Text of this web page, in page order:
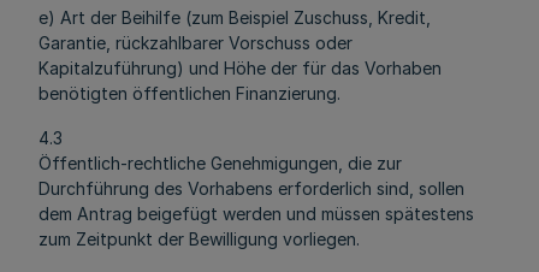
e) Art der Beihilfe (zum Beispiel Zuschuss, Kredit,
Garantie, rückzahlbarer Vorschuss oder
Kapitalzuführung) und Höhe der für das Vorhaben
benötigten öffentlichen Finanzierung.
4.3
Öffentlich-rechtliche Genehmigungen, die zur
Durchführung des Vorhabens erforderlich sind, sollen
dem Antrag beigefügt werden und müssen spätestens
zum Zeitpunkt der Bewilligung vorliegen.